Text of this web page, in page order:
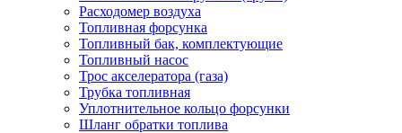
Расходомер воздуха
Топливная форсунка
Топливный бак, комплектующие
Топливный насос
Трос акселератора (газа)
Трубка топливная
Уплотнительное кольцо форсунки
Шланг обратки топлива